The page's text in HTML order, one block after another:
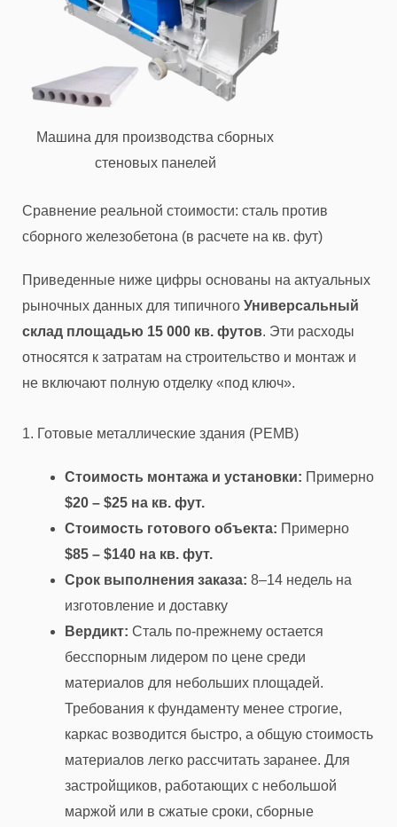
Машина для производства сборных
стеновых панелей
Сравнение реальной стоимости: сталь против
сборного железобетона (в расчете на кв. фут)
Приведенные ниже цифры основаны на актуальных
рыночных данных для типичного Универсальный
склад площадью 15 000 кв. футов. Эти расходы
относятся к затратам на строительство и монтаж и
не включают полную отделку «под ключ».
1. Готовые металлические здания (PEMB)
Стоимость монтажа и установки: Примерно
$20 – $25 на кв. фут.
Стоимость готового объекта: Примерно
$85 – $140 на кв. фут.
Срок выполнения заказа: 8–14 недель на
изготовление и доставку
Вердикт: Сталь по-прежнему остается
бесспорным лидером по цене среди
материалов для небольших площадей.
Требования к фундаменту менее строгие,
каркас возводится быстро, а общую стоимость
материалов легко рассчитать заранее. Для
застройщиков, работающих с небольшой
маржой или в сжатые сроки, сборные